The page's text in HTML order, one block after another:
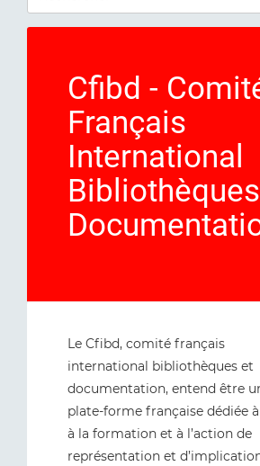
Cfibd -
Français
International
Le Cfibd, comité français
international bibliothèques et
documentation, entend être
plate-forme française dédiée
à la formation et à l’action de
représentation et